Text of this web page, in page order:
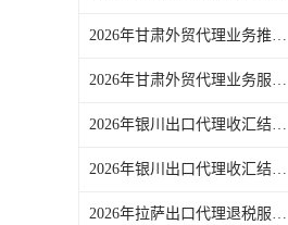
2026年甘肃外贸代理业务推荐，一站式进出口服务解析
2026年甘肃外贸代理业务服务推荐：东方君创一站式外贸代理机构解析
2026年银川出口代理收汇结汇服务专业机构解析
2026年银川出口代理收汇结汇服务推荐：一站式外贸托管方案
2026年拉萨出口代理退税服务商推荐：一站式外贸退税全流程解析